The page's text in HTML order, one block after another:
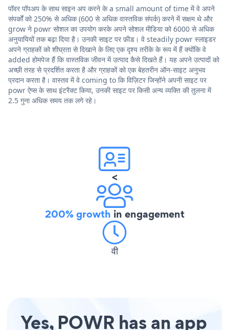
पॉवर पॉपअप के साथ साइन अप करने के a small amount of time में वे अपने
संपर्कों को 250% से अधिक (600 से अधिक वास्तविक संपर्क) करने में सक्षम थे और
grow ने powr सोशल का उपयोग करके अपने सोशल मीडिया को 6000 से अधिक
अनुयायियों तक बढ़ा दिया है। उनकी साइट पर फ़ीड। वे steadily powr स्लाइडर
अपने ग्राहकों को शीघ्रता से दिखाने के लिए एक दृश्य तरीके के रूप में हैं क्योंकि वे
added होमपेज हैं कि वास्तविक जीवन में उत्पाद कैसे दिखते हैं। यह अपने उत्पादों को
अच्छी तरह से प्रदर्शित करता है और ग्राहकों को एक बेहतरीन ऑन-साइट अनुभव
प्रदान करता है। वास्तव में वे coming to कि विज़िटर जिन्होंने अपनी साइट पर
powr ऐप्स के साथ इंटरैक्ट किया, उनकी साइट पर किसी अन्य व्यक्ति की तुलना में
2.5 गुना अधिक समय तक लगे रहे।
<
200% growth in engagement
वी
Yes, POWR has an app